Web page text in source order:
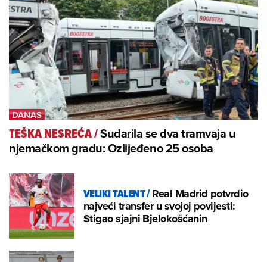
TEŠKA NESREĆA/Sudarila se dva tramvaja u
njemačkom gradu: Ozlijeđeno 25 osoba
VELIKI TALENT/Real Madrid potvrdio
najveći transfer u svojoj povijesti:
Stigao sjajni Bjelokošćanin